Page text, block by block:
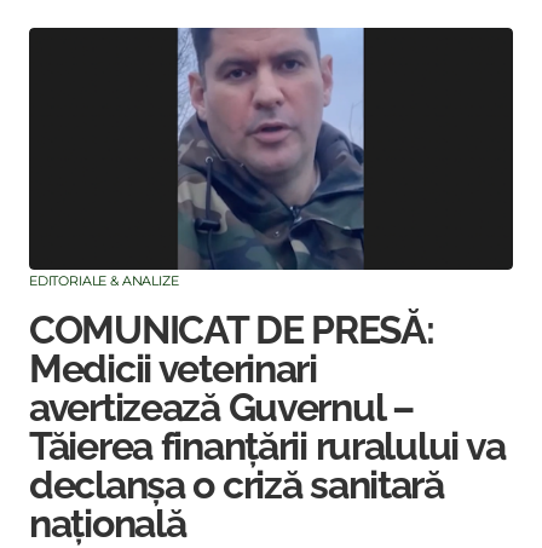
EDITORIALE & ANALIZE
COMUNICAT DE PRESĂ:
Medicii veterinari
avertizează Guvernul –
Tăierea finanțării ruralului va
declanșa o criză sanitară
națională